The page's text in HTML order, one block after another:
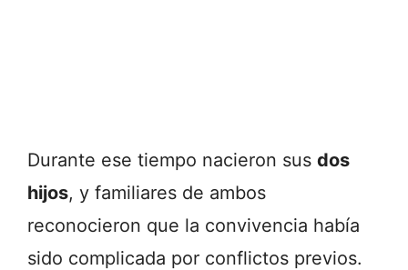
Durante ese tiempo nacieron sus dos
hijos, y familiares de ambos
reconocieron que la convivencia había
sido complicada por conflictos previos.